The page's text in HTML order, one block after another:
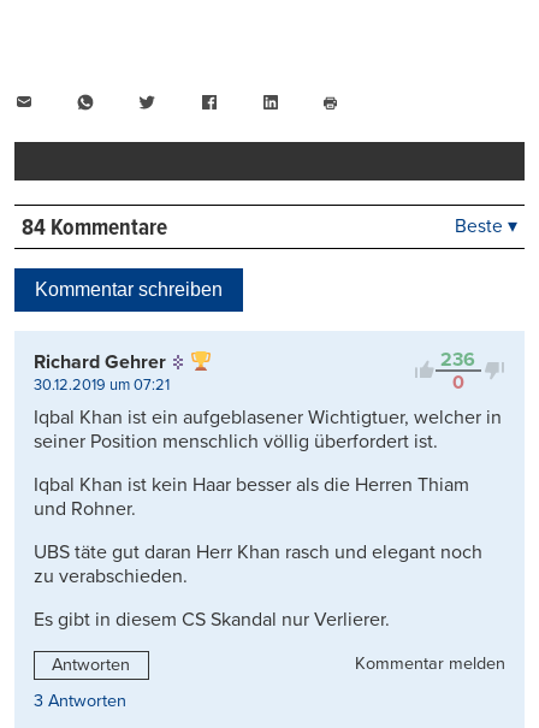
WhatsAppTwitter FacebookLinkedIn
drucken
84 Kommentare
Kontrovers
Beste ▾
Kommentar schreiben
236
0
Richard Gehrer
30.12.2019 um 07:21
Iqbal Khan ist ein aufgeblasener Wichtigtuer, welcher in
seiner Position menschlich völlig überfordert ist.
Iqbal Khan ist kein Haar besser als die Herren Thiam
und Rohner.
UBS täte gut daran Herr Khan rasch und elegant noch
zu verabschieden.
Es gibt in diesem CS Skandal nur Verlierer.
Antworten
Kommentar melden
3 Antworten